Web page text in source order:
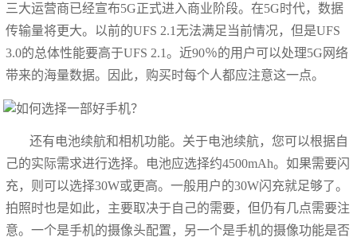
三大运营商已经宣布5G正式进入商业阶段。在5G时代，数据
传输量将更大。以前的UFS 2.1无法满足当前情况，但是UFS
3.0的总体性能要高于UFS 2.1。近90％的用户可以处理5G网络
带来的海量数据。因此，购买时每个人都应注意这一点。
还有电池续航和相机功能。关于电池续航，您可以根据自
己的实际需求进行选择。电池应选择约4500mAh。如果需要闪
充，则可以选择30W或更高。一般用户的30W闪充就足够了。
拍照时也是如此，主要取决于自己的需要，但仍有几点需要注
意。一个是手机的摄像头配置，另一个是手机的摄像功能是否